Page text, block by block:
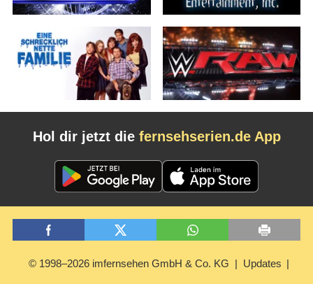
Hol dir jetzt die fernsehserien.de App
© 1998–2026 imfernsehen GmbH & Co. KG Updates